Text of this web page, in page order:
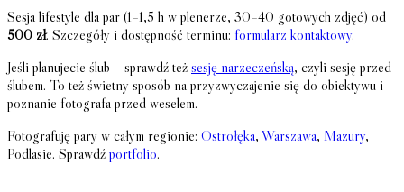
Sesja lifestyle dla par (1–1,5 h w plenerze, 30–40 gotowych zdjęć) od
500 zł. Szczegóły i dostępność terminu: formularz kontaktowy.
Jeśli planujecie ślub – sprawdź też sesję narzeczeńską, czyli sesję przed
ślubem. To też świetny sposób na przyzwyczajenie się do obiektywu i
poznanie fotografa przed weselem.
Fotografuję pary w całym regionie: Ostrołęka, Warszawa, Mazury,
Podlasie. Sprawdź portfolio.